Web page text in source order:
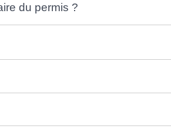
du permis ?